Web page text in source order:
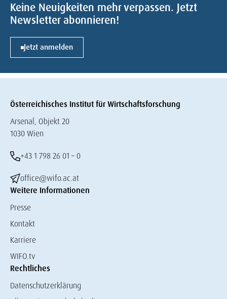
Keine Neuigkeiten mehr verpassen. Jetzt
Newsletter abonnieren!
Jetzt anmelden
Österreichisches Institut für Wirtschaftsforschung
Arsenal, Objekt 20
1030 Wien
+43 1 798 26 01 – 0
office@wifo.ac.at
Weitere Informationen
Presse
Kontakt
Karriere
WIFO.tv
Rechtliches
Datenschutzerklärung